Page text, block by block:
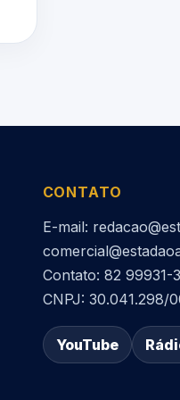
CONTATO
E-mail:
Contato: 82 99931-
CNPJ: 30.041.298/
YouTube